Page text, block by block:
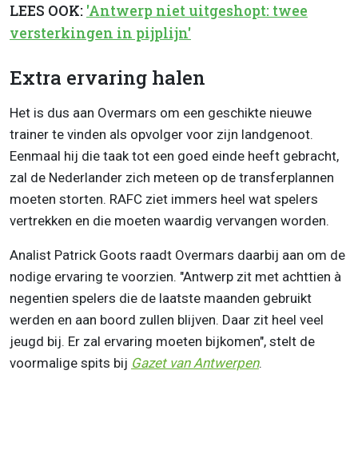
LEES OOK: 'Antwerp niet uitgeshopt: twee
versterkingen in pijplijn'
Extra ervaring halen
Het is dus aan Overmars om een geschikte nieuwe
trainer te vinden als opvolger voor zijn landgenoot.
Eenmaal hij die taak tot een goed einde heeft gebracht,
zal de Nederlander zich meteen op de transferplannen
moeten storten. RAFC ziet immers heel wat spelers
vertrekken en die moeten waardig vervangen worden.
Analist Patrick Goots raadt Overmars daarbij aan om de
nodige ervaring te voorzien. "Antwerp zit met achttien à
negentien spelers die de laatste maanden gebruikt
werden en aan boord zullen blijven. Daar zit heel veel
jeugd bij. Er zal ervaring moeten bijkomen", stelt de
voormalige spits bij Gazet van Antwerpen.